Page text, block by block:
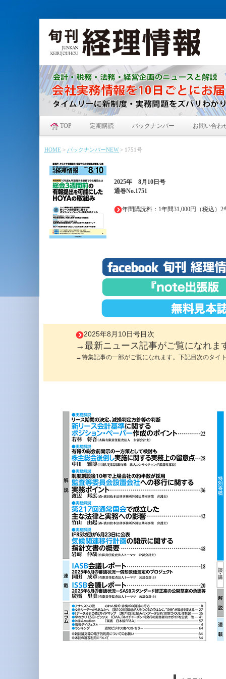
TOP 定期購読 バックナンバー お問い合わ
HOME > バックナンバーNEW> 1751号
2025年 8月10日 号
通巻No.1751
年間購読料：1年間31,000円（税込）2
2025年8月10日号目次
→最新ニュース記事がご覧になれま
→特集記事の一部がご覧になれます。下記目次のタイ